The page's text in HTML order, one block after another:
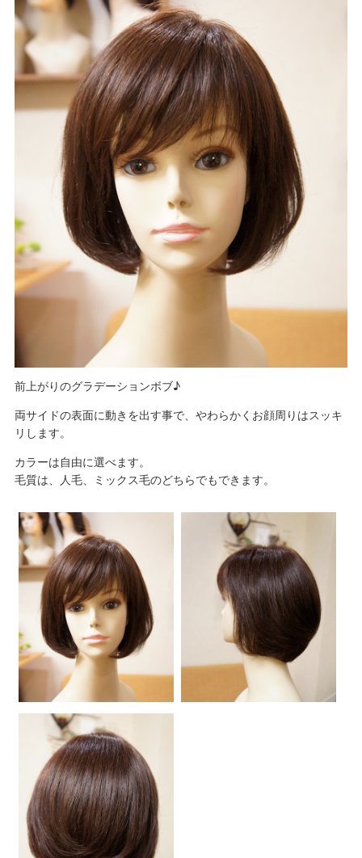
前上がりのグラデーションボブ♪
両サイドの表面に動きを出す事で、やわらかくお顔周りはスッキ
リします。
カラーは自由に選べます。
毛質は、人毛、ミックス毛のどちらでもできます。